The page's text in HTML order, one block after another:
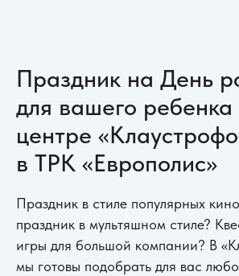
Праздник на День
для вашего ребенка
центре
в ТРК «Европолис»
Праздник в стиле популярных
праздник в мультяшном стиле?
игры для большой компании? В
мы готовы подобрать для вас